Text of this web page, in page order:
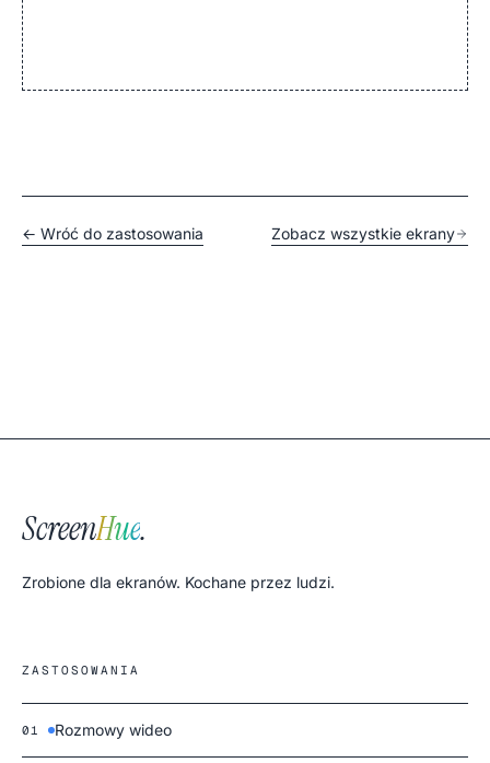
← Wróć do zastosowania Zobacz wszystkie ekrany
ScreenHue.
Zrobione dla ekranów. Kochane przez ludzi.
ZASTOSOWANIA
01 Rozmowy wideo